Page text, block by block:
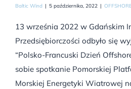
Baltic Wind | 5 października, 2022 |
13 września 2022 w Gdańskim
Przedsiębiorczości odbyło się
“Polsko-Francuski Dzień
sobie spotkanie Pomorskiej
Morskiej Energetyki Wiatrowej